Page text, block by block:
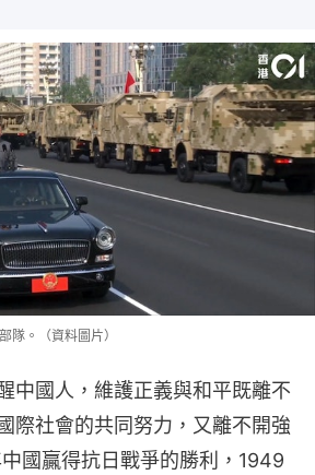
隊。（資料圖片）
中國人，維護正義與和平既離不
際社會的共同努力，又離不開強
國贏得抗日戰爭的勝利，1949